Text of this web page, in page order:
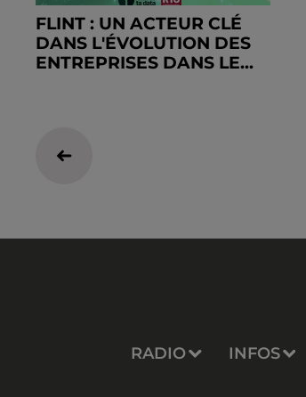
FLINT : UN ACTEUR CLÉ
DANS L'ÉVOLUTION DES
ENTREPRISES DANS LE...
RADIO INFOS